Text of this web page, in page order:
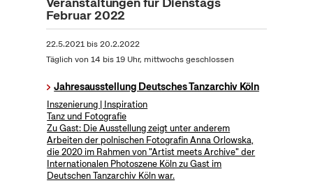
Februar 2022
22.5.2021bis20.2.2022
Täglich von 14 bis 19 Uhr, mittwochs geschlossen
Jahresausstellung Deutsches Tanzarchiv Köln
Inszenierung | Inspiration
Tanz und Fotografie
Zu Gast: Die Ausstellung zeigt unter anderem
Arbeiten der polnischen Fotografin Anna Orlowska,
die 2020 im Rahmen von "Artist meets Archive" der
Internationalen Photoszene Köln zu Gast im
Deutschen Tanzarchiv Köln war.